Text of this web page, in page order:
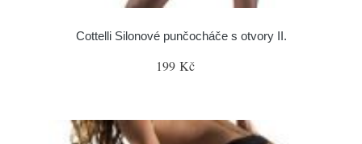
Cottelli Silonové punčocháče s otvory II.
199 Kč